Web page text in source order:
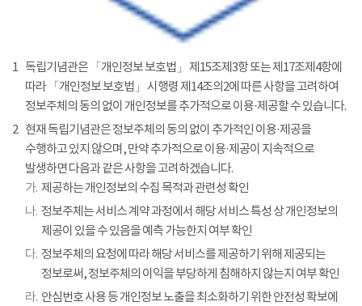
1 독립기념관은 「개인정보 보호법」 제15조제3항 또는 제17조제4항에
따라 「개인정보 보호법」 시행령 제14조의2에 따른 사항을 고려하여
정보주체의 동의 없이 개인정보를 추가적으로 이용·제공할 수 있습니다.
2 현재 독립기념관은 정보주체의 동의 없이 추가적인 이용·제공을
수행하고 있지 않으며, 만약 추가적으로 이용·제공이 지속적으로
발생하면 다음과 같은 사항을 고려하겠습니다.
가. 제공하는 개인정보의 수집 목적과 관련성 확인
나. 정보주체는 서비스 계약 과정에서 해당 서비스 특성 상 개인정보의
제공이 있을 수 있음을 예측 가능한지 여부 확인
다. 정보주체의 요청에 따라 해당 서비스를 제공하기 위해 제공되는
정보로써, 정보주체의 이익을 부당하게 침해하지 않는지 여부 확인
라. 안심번호 사용 등 개인정보 노출을 최소화하기 위한 안전성 확보에